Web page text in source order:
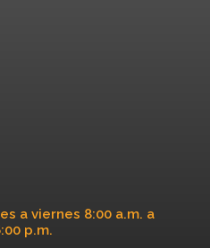
a viernes 8:00 a.m. a
p.m.